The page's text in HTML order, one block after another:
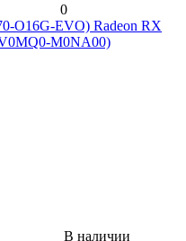
0
O16G-EVO) Radeon RX
M0NA00)
В наличии